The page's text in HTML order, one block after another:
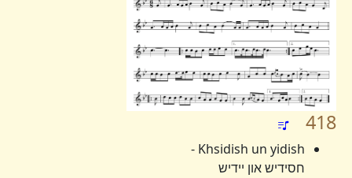
418
Khsidish un yidish -
חסידיש און יידיש